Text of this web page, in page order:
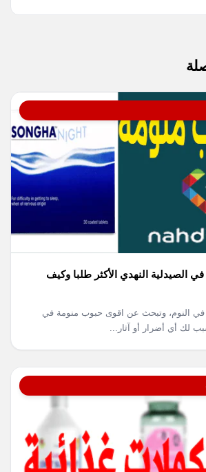
الصيدلية النهدي الأكثر طلبا وكيف
النوم، وتبحث عن اقوى حبوب منومة في
لك أي أضرار أو آثار...